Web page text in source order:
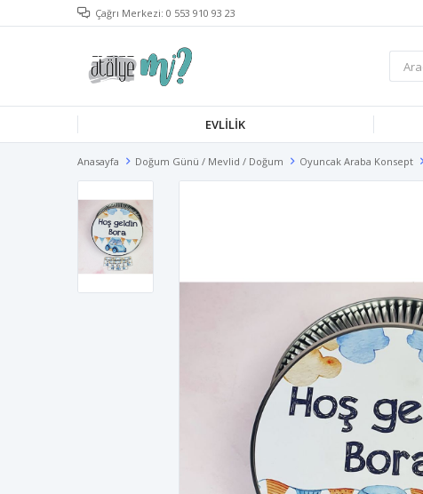
Çağrı Merkezi: 0 553 910 93 23
EVLILIK
Anasayfa Doğum Günü / Mevlid / Doğum Oyuncak Araba Konsept